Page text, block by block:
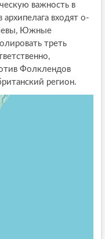
важность в
входят о-
Южные
треть
Фолклендов
регион.